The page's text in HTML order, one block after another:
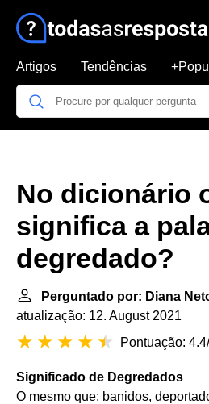
Artigos Tendências
No dicionário
significa a
degredado?
Perguntado por: Diana
atualização: 12. August 2021
Pontuação:
Significado de Degredados
O mesmo que: banidos,